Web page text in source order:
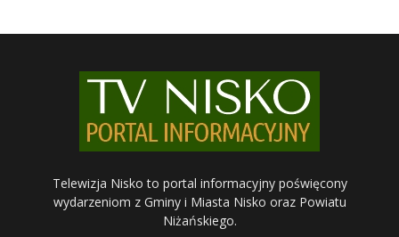
Telewizja Nisko to portal informacyjny poświęcony
wydarzeniom z Gminy i Miasta Nisko oraz Powiatu
Niżańskiego.